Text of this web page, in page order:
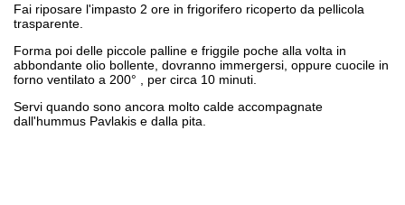
Fai riposare l'impasto 2 ore in frigorifero ricoperto da pellicola
trasparente.
Forma poi delle piccole palline e friggile poche alla volta in
abbondante olio bollente, dovranno immergersi, oppure cuocile in
forno ventilato a 200° , per circa 10 minuti.
Servi quando sono ancora molto calde accompagnate
dall'hummus Pavlakis e dalla pita.